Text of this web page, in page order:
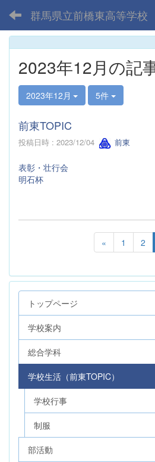
群馬県立前橋東高等学校
2023年12月の記
2023年12月 5件
前東TOPIC
投稿日時 : 2023/12/04 前東
表彰・壮行会
明石杯
« 1 2
トップページ
学校案内
総合学科
学校生活（前東TOPIC）
学校行事
制服
部活動